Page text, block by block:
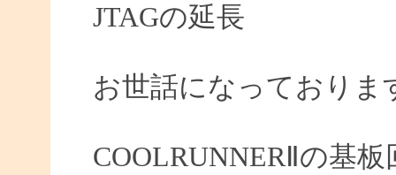
JTAGの延長
お世話になっておりま
COOLRUNNERⅡの基